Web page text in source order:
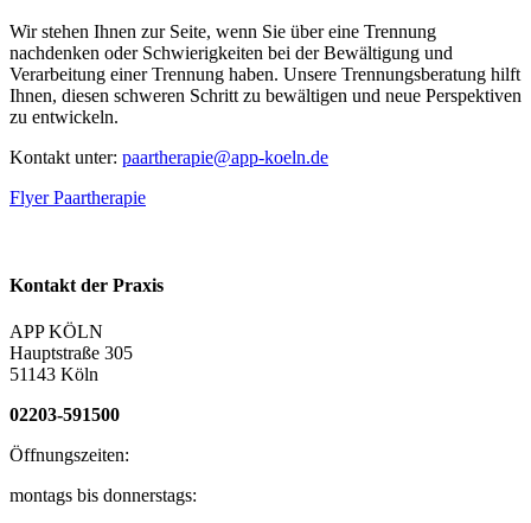
Wir stehen Ihnen zur Seite, wenn Sie über eine Trennung
nachdenken oder Schwierigkeiten bei der Bewältigung und
Verarbeitung einer Trennung haben. Unsere Trennungsberatung hilft
Ihnen, diesen schweren Schritt zu bewältigen und neue Perspektiven
zu entwickeln.
Kontakt unter: paartherapie@app-koeln.de
Flyer Paartherapie
Kontakt der Praxis
APP KÖLN
Hauptstraße 305
51143 Köln
02203-591500
Öffnungszeiten:
montags bis donnerstags: